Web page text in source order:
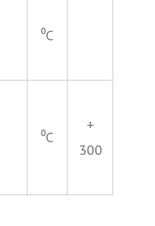
⁰С
⁰С
+
300